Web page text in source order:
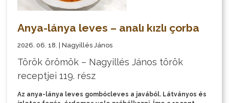
Anya-lánya leves – analı kızlı çorba
2026. 06. 18. | Nagyillés János
Török örömök – Nagyillés János török
receptjei 119. rész
Az anya-lánya leves gombócleves a javából. Látványos és